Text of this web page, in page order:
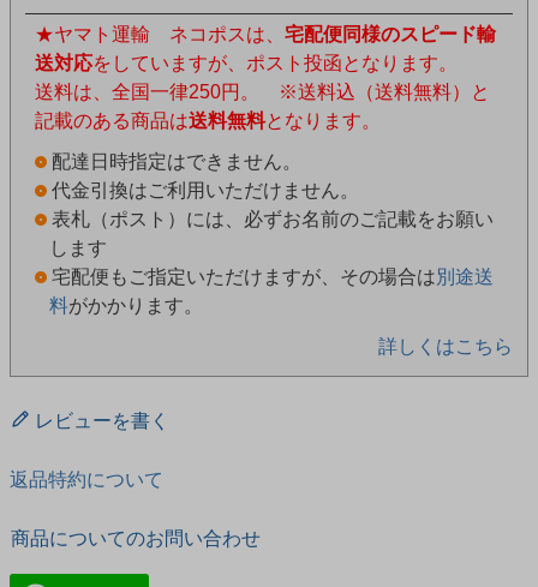
★ヤマト運輸 ネコポスは、 宅配便同様のスピード輸
送対応をしていますが、ポスト投函となります。
送料は、全国一律250円。 ※送料込（送料無料）と
記載のある商品は送料無料となります。
配達日時指定はできません。
代金引換はご利用いただけません。
表札（ポスト）には、必ずお名前のご記載をお願い
します
宅配便もご指定いただけますが、その場合は別途送
料がかかります。
詳しくはこちら
レビューを書く
返品特約について
商品についてのお問い合わせ